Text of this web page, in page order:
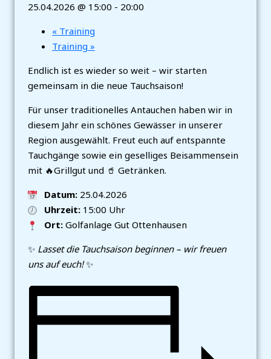
25.04.2026 @ 15:00 - 20:00
« Training
Training »
Endlich ist es wieder so weit – wir starten
gemeinsam in die neue Tauchsaison!
Für unser traditionelles Antauchen haben wir in
diesem Jahr ein schönes Gewässer in unserer
Region ausgewählt. Freut euch auf entspannte
Tauchgänge sowie ein geselliges Beisammensein
mit 🔥Grillgut und 🥤 Getränken.
Datum:25.04.2026
Uhrzeit:15:00 Uhr
Ort:Golfanlage Gut Ottenhausen
✨ Lasset die Tauchsaison beginnen – wir freuen
uns auf euch!✨